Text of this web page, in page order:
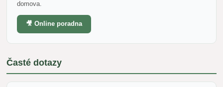
domova.
🎥 Online poradna
Časté dotazy